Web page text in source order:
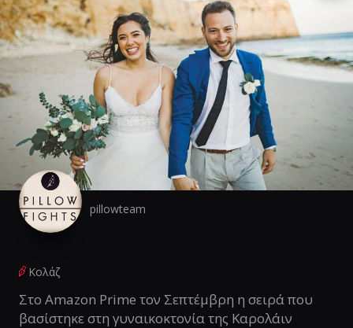
pillowteam
Κολάζ
Στο Amazon Prime τον Σεπτέμβρη η σειρά που
βασίστηκε στη γυναικοκτονία της Καρολάιν